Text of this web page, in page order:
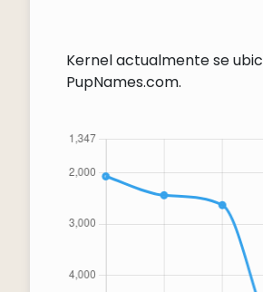
Kernel actualmente se
PupNames.com.